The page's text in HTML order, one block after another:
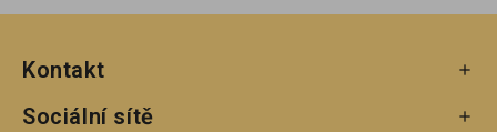
Kontakt 
Sociální sítě 